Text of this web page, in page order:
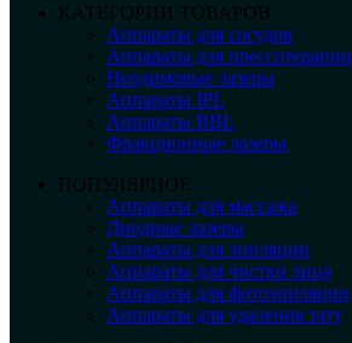
КАТЕГОРИИ ТОВАРОВ
Аппараты для сосудов
Аппараты для прессотерапии
Неодимовые лазеры
Аппараты IPL
Аппараты BBL
Фракционные лазеры
ПОПУЛЯРНОЕ
Аппараты для массажа
Диодные лазеры
Аппараты для эпиляции
Аппараты для чистки лица
Аппараты для фотоэпиляции
Аппараты для удаления тату